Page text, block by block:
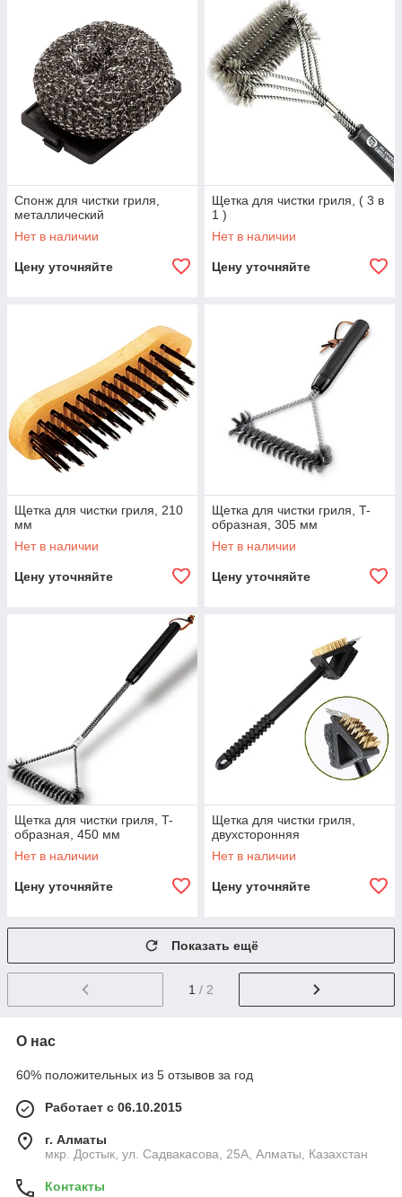
Спонж для чистки гриля,
металлический
Нет в наличии
Цену уточняйте
Щетка для чистки гриля, ( 3 в
1 )
Нет в наличии
Цену уточняйте
Щетка для чистки гриля, 210
мм
Нет в наличии
Цену уточняйте
Щетка для чистки гриля, T-
образная, 305 мм
Нет в наличии
Цену уточняйте
Щетка для чистки гриля, T-
образная, 450 мм
Нет в наличии
Цену уточняйте
Щетка для чистки гриля,
двухсторонняя
Нет в наличии
Цену уточняйте
Показать ещё
1 / 2
О нас
60% положительных из 5 отзывов за год
Работает с 06.10.2015
г. Алматы
мкр. Достык, ул. Садвакасова, 25А, Алматы, Казахстан
Контакты